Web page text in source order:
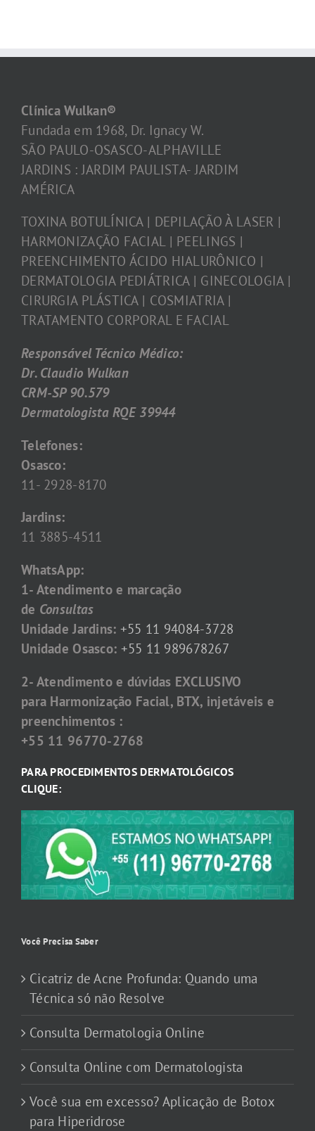
Clínica Wulkan®
Fundada em 1968, Dr. Ignacy W.
SÃO PAULO-OSASCO-ALPHAVILLE
JARDINS : JARDIM PAULISTA- JARDIM
AMÉRICA
TOXINA BOTULÍNICA | DEPILAÇÃO À LASER |
HARMONIZAÇÃO FACIAL | PEELINGS |
PREENCHIMENTO ÁCIDO HIALURÔNICO |
DERMATOLOGIA PEDIÁTRICA | GINECOLOGIA |
CIRURGIA PLÁSTICA | COSMIATRIA |
TRATAMENTO CORPORAL E FACIAL
Responsável Técnico Médico:
Dr. Claudio Wulkan
CRM-SP 90.579
Dermatologista RQE 39944
Telefones:
Osasco:
11- 2928-8170
Jardins:
11 3885-4511
WhatsApp:
1- Atendimento e marcação
de Consultas
Unidade Jardins: +55 11 94084-3728
Unidade Osasco: +55 11 989678267
2- Atendimento e dúvidas EXCLUSIVO
para Harmonização Facial, BTX, injetáveis e
preenchimentos :
+55 11 96770-2768
PARA PROCEDIMENTOS DERMATOLÓGICOS
CLIQUE:
Você Precisa Saber
Cicatriz de Acne Profunda: Quando uma
Técnica só não Resolve
Consulta Dermatologia Online
Consulta Online com Dermatologista
Você sua em excesso? Aplicação de Botox
para Hiperidrose